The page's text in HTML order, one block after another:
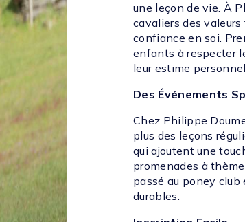
une leçon de vie. À
cavaliers des
confiance en soi.
enfants à respecter
leur estime
Des Événements
Chez Philippe
plus des leçons
qui ajoutent une
promenades à
passé au poney
durables.